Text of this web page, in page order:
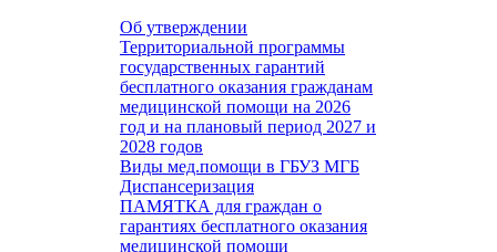
Об утверждении
Территориальной программы
государственных гарантий
бесплатного оказания гражданам
медицинской помощи на 2026
год и на плановый период 2027 и
2028 годов
Виды мед.помощи в ГБУЗ МГБ
Диспансеризация
ПАМЯТКА для граждан о
гарантиях бесплатного оказания
медицинской помощи